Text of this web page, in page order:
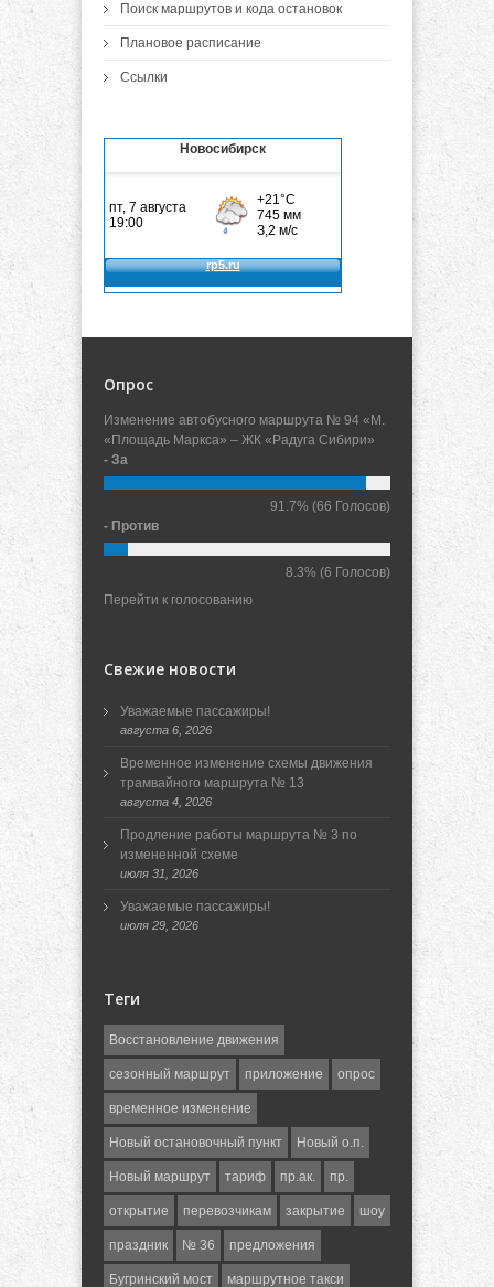
Поиск маршрутов и кода остановок
Плановое расписание
Ссылки
Новосибирск
Опрос
Изменение автобусного маршрута № 94 «М.
«Площадь Маркса» – ЖК «Радуга Сибири»
- За
91.7% (66 Голосов)
- Против
8.3% (6 Голосов)
Перейти к голосованию
Свежие новости
Уважаемые пассажиры!
августа 6, 2026
Временное изменение схемы движения
трамвайного маршрута № 13
августа 4, 2026
Продление работы маршрута № 3 по
измененной схеме
июля 31, 2026
Уважаемые пассажиры!
июля 29, 2026
Теги
Восстановление движения
сезонный маршрут приложение опрос
временное изменение
Новый остановочный пункт Новый о.п.
Новый маршрут тариф пр.ак. пр.
открытие перевозчикам закрытие шоу
праздник № 36 предложения
Бугринский мост маршрутное такси